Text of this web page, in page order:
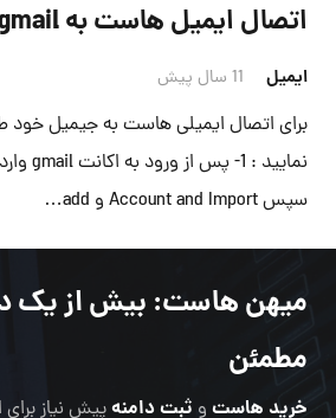
اتصال ایمیل هاست به gmail
ایمیل 11 سال پیش
برای اتصال ایمیلی هاست به جیمیل
سپس Account and Import و add…
میهن هاست: بیش از یک
مطمئن
خرید هاست و ثبت دامنهپیش نیاز